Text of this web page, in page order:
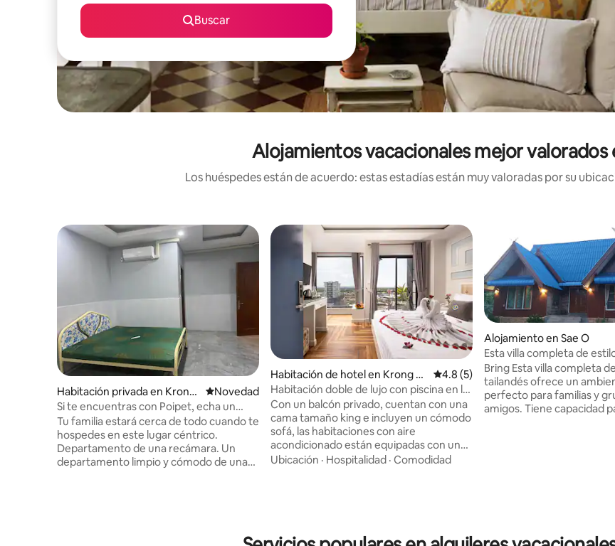
Buscar
Alojamientos vacacionales mejor valorados
Los huéspedes están de acuerdo: estas estadías están muy valoradas por su
Habitación privada en Krong
Poi Pet
Lugar para hospedarse
Novedad
Si te encuentras con Poipet, echa un
vistazo a los lugares
Tu familia estará cerca de todo cuando te
hospedes en este lugar céntrico.
Departamento de una recámara. Un
departamento limpio y cómodo de una
requiere una identificación válida. No hay
Habitación de hotel en Krong P
oi Pet
Calificación promedio: 4.8 de 5, 5
4.8 (5)
Habitación doble de lujo con piscina en la
encimera.
Con un balcón privado, cuentan con una
cama tamaño king e incluyen un cómodo
sofá, las habitaciones con aire
acondicionado están equipadas con una
zona de estar, una ventana, televisores
pantuflas y secador de pelo. Los
Ubicación · Hospitalidad · Comodidad
Alojamiento en Sae O
Esta villa completa de
ofrece un tranquilo
Bring Esta villa completa
tailandés ofrece un
perfecto para familias y
amigos. Tiene capacidad